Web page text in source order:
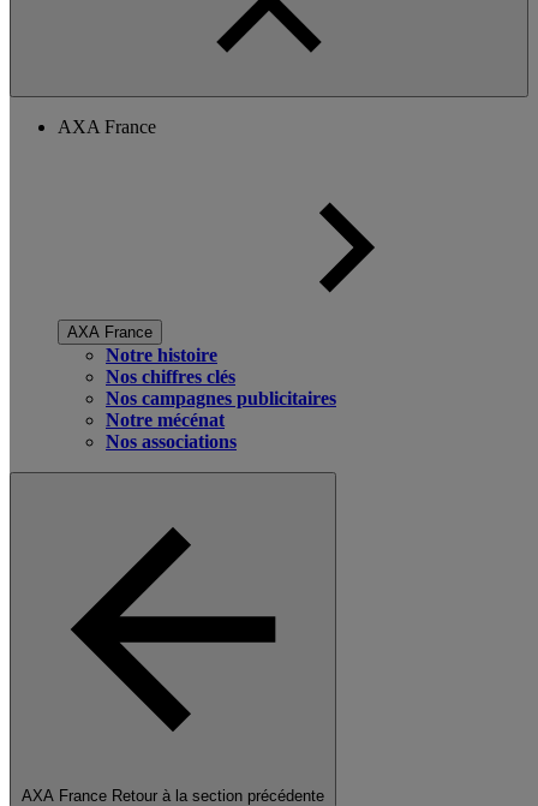
AXA France
AXA France
Notre histoire
Nos chiffres clés
Nos campagnes publicitaires
Notre mécénat
Nos associations
AXA France Retour à la section précédente